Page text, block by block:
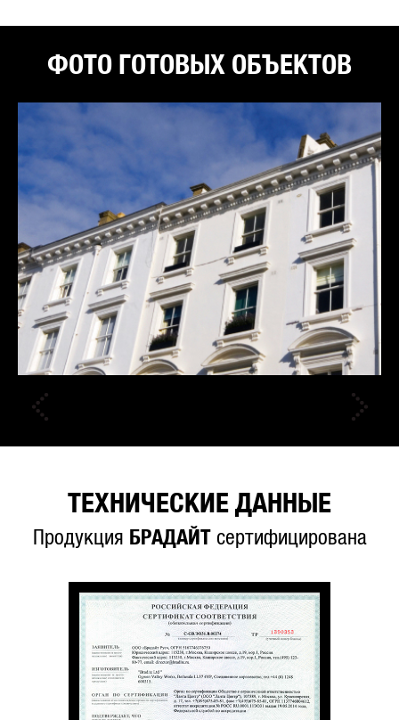
ФОТО ГОТОВЫХ ОБЪЕКТОВ
ТЕХНИЧЕСКИЕ ДАННЫЕ
Продукция БРАДАЙТсертифицирована